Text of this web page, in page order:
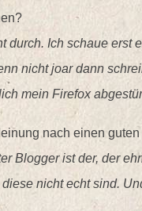
durch. Ich schaue erst
nicht joar dann
mein Firefox
nach einen
Blogger ist der, der
nicht echt sind.